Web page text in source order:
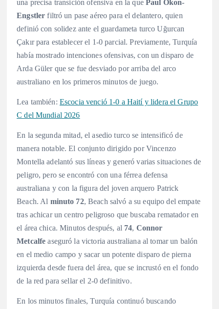
una precisa transición ofensiva en la que Paul Okon-
Engstler filtró un pase aéreo para el delantero, quien
definió con solidez ante el guardameta turco Uğurcan
Çakır para establecer el 1-0 parcial. Previamente, Turquía
había mostrado intenciones ofensivas, con un disparo de
Arda Güler que se fue desviado por arriba del arco
australiano en los primeros minutos de juego.
Lea también: Escocia venció 1-0 a Haití y lidera el Grupo
C del Mundial 2026
En la segunda mitad, el asedio turco se intensificó de
manera notable. El conjunto dirigido por Vincenzo
Montella adelantó sus líneas y generó varias situaciones de
peligro, pero se encontró con una férrea defensa
australiana y con la figura del joven arquero Patrick
Beach. Al minuto 72, Beach salvó a su equipo del empate
tras achicar un centro peligroso que buscaba rematador en
el área chica. Minutos después, al 74, Connor
Metcalfe aseguró la victoria australiana al tomar un balón
en el medio campo y sacar un potente disparo de pierna
izquierda desde fuera del área, que se incrustó en el fondo
de la red para sellar el 2-0 definitivo.
En los minutos finales, Turquía continuó buscando